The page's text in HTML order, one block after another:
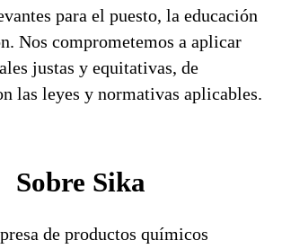
para el puesto, la educación
Nos comprometemos a aplicar
justas y equitativas, de
las leyes y normativas aplicables.
Sobre Sika
de productos químicos